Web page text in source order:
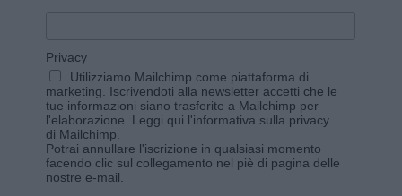
Privacy
Utilizziamo Mailchimp come piattaforma di
marketing. Iscrivendoti alla newsletter accetti che le
tue informazioni siano trasferite a Mailchimp per
l'elaborazione. Leggi qui l'informativa sulla privacy
di Mailchimp
Potrai annullare l'iscrizione in qualsiasi momento
facendo clic sul collegamento nel piè di pagina delle
nostre e-mail.